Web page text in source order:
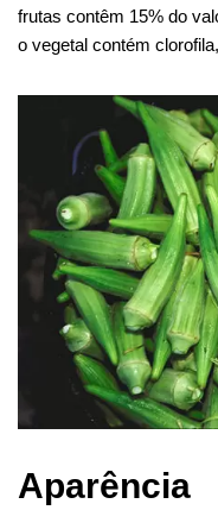
frutas contêm 15% do
o vegetal contém
Aparência